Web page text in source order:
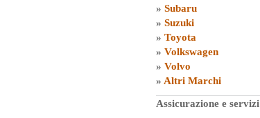
» Subaru
» Suzuki
» Toyota
» Volkswagen
» Volvo
» Altri Marchi
Assicurazione e servizi